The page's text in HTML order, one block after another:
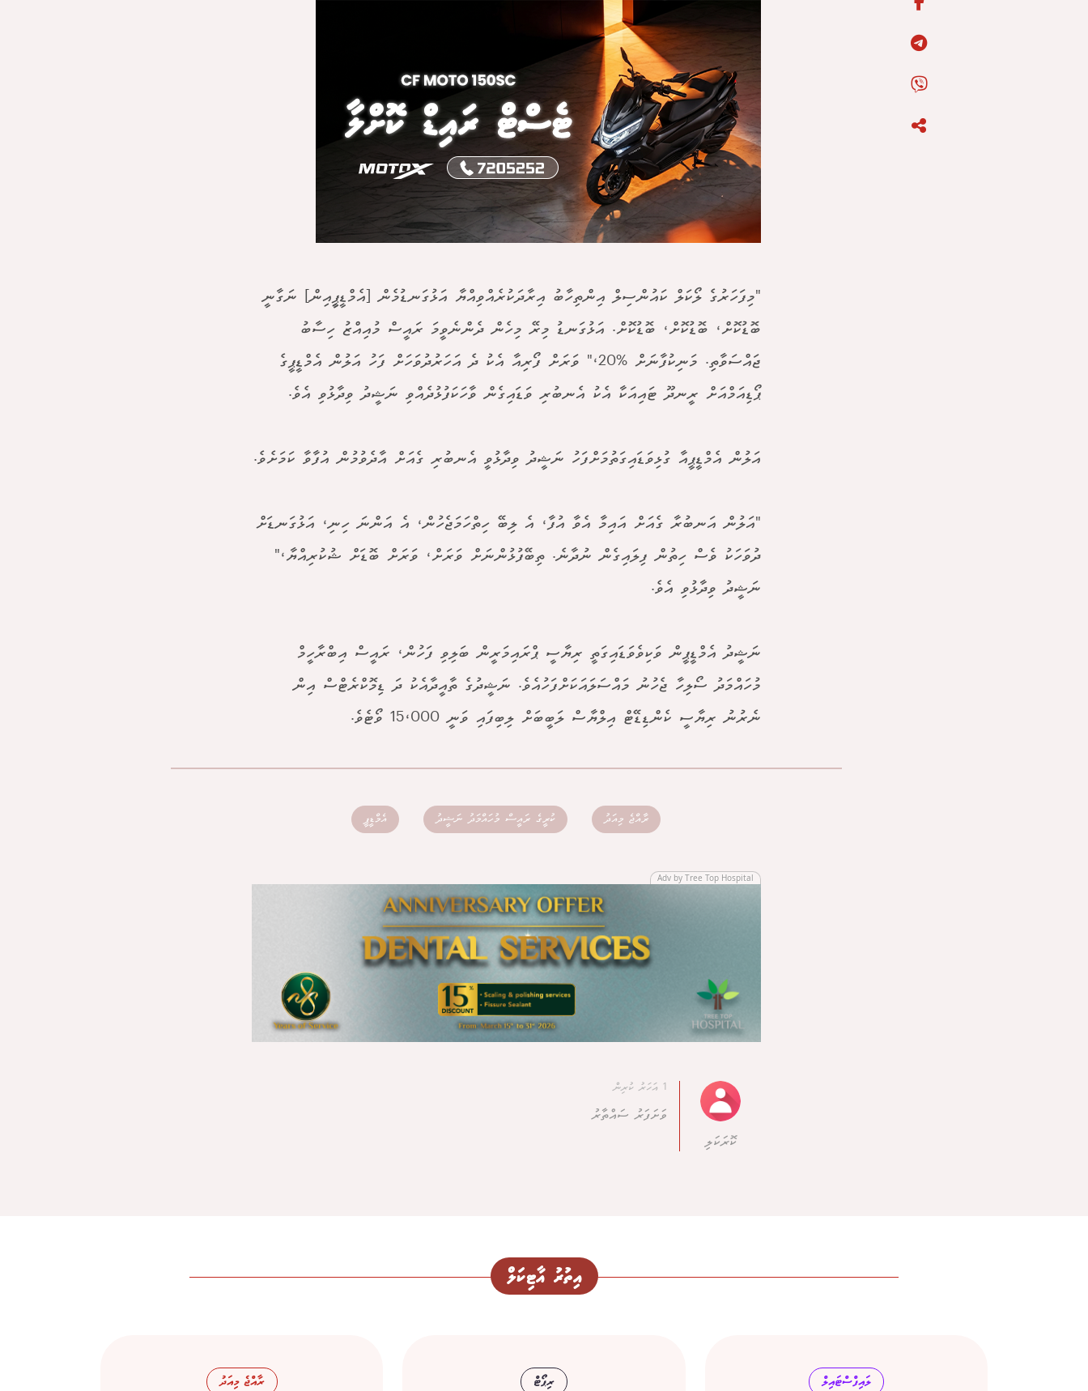
"މިފަހަރުގެ ލޯކަލް ކައުންސިލް އިންތިހާބު އިރާދަކުރެއްވިއްޔާ އަޅުގަނޑުމެން [އެމްޑީޕީީއިން] ނަގާނީ
ބޮޑުކޮށް، ބޮޑުކޮށް، ބޮޑުކޮށް. އަޅުގަނޑު މިރޭ މިހެން ދެންނެވީމަ ރައީސް މުއިއްޒު ހިސާބު
ޖައްސަވާތި. މަނިކުފާނަށް %20،" ވަރަށް ފޯރިއާ އެކު ދެ އަހަރުދުވަހަށް ފަހު އަލުން އެމްޑީޕީގެ
ޕޯޑިއަމްއަށް ރީނދޫ ޓައިއަކާ އެކު އެނބުރި ވަޑައިގެން ވާހަކަފުޅުދެއްވި ނަޝީދު ވިދާޅުވި އެވެ.
އަލުން އެމްޑީޕީއާ ގުޅިވަޑައިގަތުމަށްފަހު ނަޝީދު ވިދާޅުވީ އެނބުރި ގެއަށް އާދެވުމުން އުފާވާ ކަމަށެވެ.
"އަލުން އަނބުރާ ގެއަށް އައިމާ އެވާ އުފާ، އެ ލިބޭ ހިތްހަމަޖެހުން، އެ އަންނަ ހިނި، އަޅުގަނޑަށް
ދުވަހަކު ވެސް ހިތުން ފިލައިގެން ނުދާނެ. ތިބޭފުޅުންނަށް ވަރަށް، ވަރަށް ބޮޑަށް ޝުކުރިއްޔާ،"
ނަޝީދު ވިދާޅުވި އެވެ.
ނަޝީދު އެމްޑީޕީން ވަކިވެވަޑައިގަތީ ރިޔާސީ ޕްރައިމަރީން ބަލިވި ފަހުން، ރައީސް އިބްރާހީމް
މުހައްމަދު ސޯލިހާ ޖެހުނު މައްސަލައަކަށްފަހުއެވެ. ނަޝީދުގެ ތާއީދާއެކު ދަ ޑިމޮކްރެޓްސް އިން
ނެރުނު ރިޔާސީ ކެންޑިޑޭޓް އިލްޔާސް ލަބީބަށް ލިބިފައި ވަނީ 15،000 ވޯޓެވެ.
ރާއްޖެ މިއަދު ކުރީގެ ރައީސް މުހައްމަދު ނަޝީދު އެމްޑީޕީ
Adv by Tree Top Hospital
ކޮރަކަލި
1 އަހަރު ކުރިން
ވަށަފަރު ސައްތާރު
އިތުރު އާޓިކަލް
ލައިފްސްޓައިލް ރިޕޯޓް ރާއްޖެ މިއަދު